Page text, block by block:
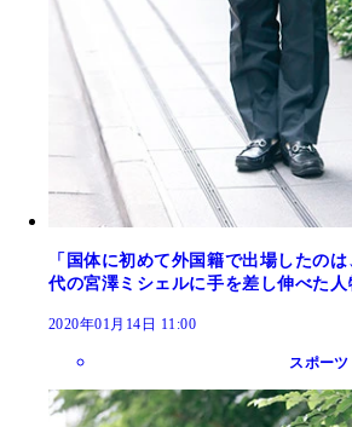
「国体に初めて外国籍で出場したの
代の宮澤ミシェルに手を差し伸べた人
2020年01月14日 11:00
スポーツ